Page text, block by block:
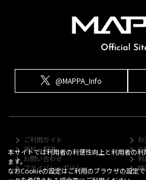
@MAPPA_Info
ご利用ガイド
送料・配送
お問い合わせ
利
プライバシーポリシー
特
本サイトでは利用者の利便性向上と利用者の
ます。
なおCookieの設定はご利用のブラウザの設定